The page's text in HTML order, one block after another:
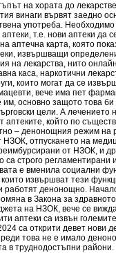
на хората до
винаги вървят заедно
употреба.
т.е. нови аптеки да
карта, която
извършващи
на лекарства, нито
каса, наркотични
които могат да се
вече има пет
основно защото това
цели. А лечението
който по
– денонощния режим на
отпускането на
от НЗОК, и
са строго регламентирани
е вменила социални
извършват тези
работят денонощно.
в Закона за
на НЗОК, вече се
аптеки са извън
са открити девет нови
това не е имало
в труднодостъпни райони.